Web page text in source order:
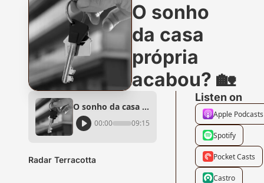
O sonho
da casa
própria
acabou? 🏡
O sonho da casa própria acabou? 🏡
00:00 09:15
Radar Terracotta
Listen on
Apple Podcasts
Spotify
Pocket Casts
Castro